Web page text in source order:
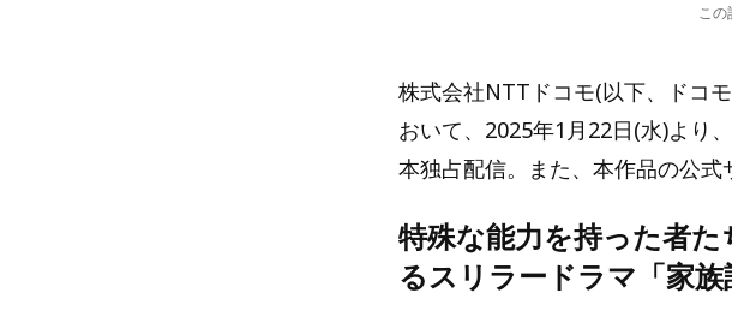
この
株式会社NTTドコモ(以下、ドコ
おいて、2025年1月22日(水)より
本独占配信。また、本作品の公式
特殊な能力を持った者
るスリラードラマ「家族